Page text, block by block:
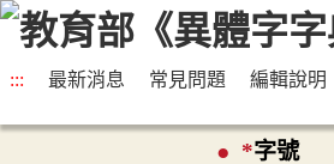
::: 最新消息 常見問題 編輯說明
*字號